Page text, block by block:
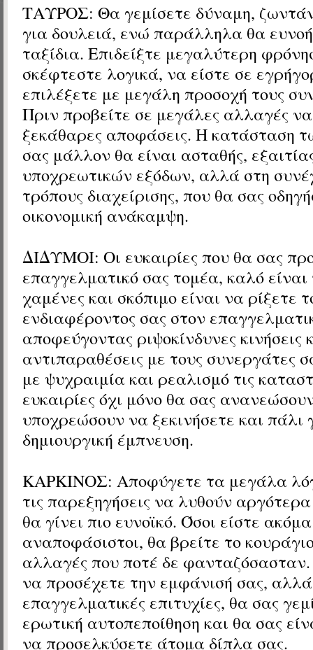
ΤΑΥΡΟΣ: Θα γεμίσετε δύναμη,
για δουλειά, ενώ παράλληλα θα
ταξίδια. Επιδείξτε μεγαλύτερη
σκέφτεστε λογικά, να είστε σε
επιλέξετε με μεγάλη προσοχή τους
Πριν προβείτε σε μεγάλες αλλαγές
ξεκάθαρες αποφάσεις. Η κατάσταση
σας μάλλον θα είναι ασταθής,
υποχρεωτικών εξόδων, αλλά στη
τρόπους διαχείρισης, που θα σας
οικονομική ανάκαμψη.
ΔΙΔΥΜΟΙ: Οι ευκαιρίες που θα σας
επαγγελματικό σας τομέα, καλό
χαμένες και σκόπιμο είναι να ρίξετε
ενδιαφέροντος σας στον
αποφεύγοντας ριψοκίνδυνες κινήσεις
αντιπαραθέσεις με τους συνεργάτες
με ψυχραιμία και ρεαλισμό τις
ευκαιρίες όχι μόνο θα σας
υποχρεώσουν να ξεκινήσετε και πάλι
δημιουργική έμπνευση.
ΚΑΡΚΙΝΟΣ: Αποφύγετε τα μεγάλα
τις παρεξηγήσεις να λυθούν
θα γίνει πιο ευνοϊκό. Όσοι είστε ακόμα
αναποφάσιστοι, θα βρείτε το
αλλαγές που ποτέ δε
να προσέχετε την εμφάνισή σας, αλλά
επαγγελματικές επιτυχίες, θα σας
ερωτική αυτοπεποίθηση και θα σας
να προσελκύσετε άτομα δίπλα σας.